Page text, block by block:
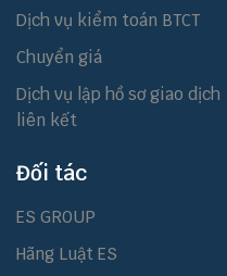
Dịch vụ kiểm toán BTCT
Chuyển giá
Dịch vụ lập hồ sơ giao dịch
liên kết
Đối tác
ES GROUP
Hãng Luật ES